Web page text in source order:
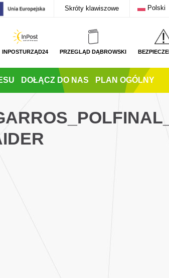
Skróty klawiszowe Polski
INPOSTURZĄD24 PRZEGLĄD DĄBROWSKI
DOŁĄCZ DO NAS PLAN OGÓLNY